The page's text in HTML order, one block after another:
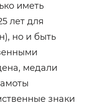
иметь
лет для
но и быть
медали
знаки